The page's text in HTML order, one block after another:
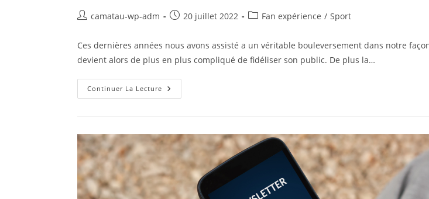
camatau-wp-adm 20 juillet 2022 Fan expérience / Sport
Ces dernières années nous avons assisté a un véritable bouleversement dans notre
devient alors de plus en plus compliqué de fidéliser son public. De plus la…
Continuer La Lecture